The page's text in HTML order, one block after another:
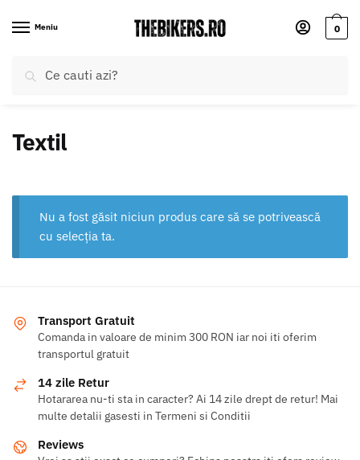
Meniu
după:
Caută
0
Textil
Nu a fost găsit niciun produs care să se potrivească
cu selecția ta.
Transport Gratuit
Comanda in valoare de minim 300 RON iar noi iti oferim
transportul gratuit
14 zile Retur
Hotararea nu-ti sta in caracter? Ai 14 zile drept de retur! Mai
multe detalii gasesti in Termeni si Conditii
Reviews